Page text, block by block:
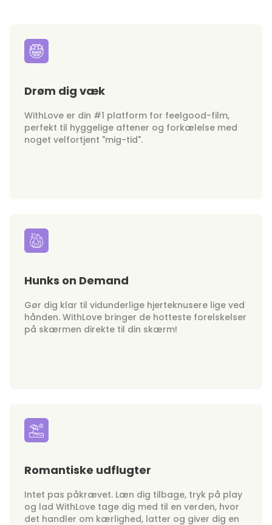
Drøm dig væk
WithLove er din #1 platform for feelgood-film,
perfekt til hyggelige aftener og forkælelse med
noget velfortjent "mig-tid".
Hunks on Demand
Gør dig klar til vidunderlige hjerteknusere lige ved
hånden. WithLove bringer de hotteste forelskelser
på skærmen direkte til din skærm!
Romantiske udflugter
Intet pas påkrævet. Læn dig tilbage, tryk på play
og lad WithLove tage dig med til en verden, hvor
det handler om kærlighed, latter og giver dig en